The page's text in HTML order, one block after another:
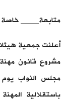
متابعة____ خاصة
أعلنت جمعية
مشروع قانون
باستقلالية